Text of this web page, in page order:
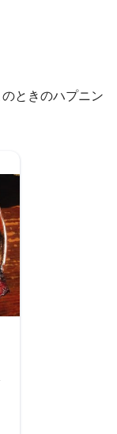
ときのハプニン